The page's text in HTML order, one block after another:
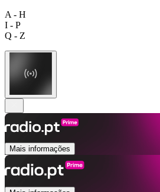
A - H
I - P
Q - Z
Mais informações